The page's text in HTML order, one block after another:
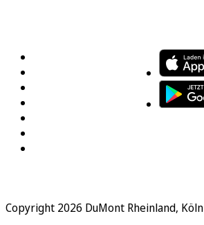
Copyright 2026 DuMont Rheinland, Köln